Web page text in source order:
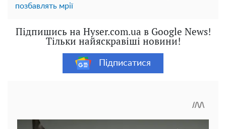
позбавлять мрії
Підпишись на Hyser.com.ua в Google News!
Тільки найяскравіші новини!
Підписатися